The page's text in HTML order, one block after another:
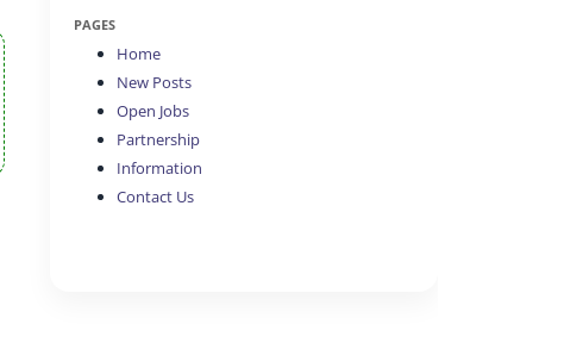
PAGES
Home
New Posts
Open Jobs
Partnership
Information
Contact Us